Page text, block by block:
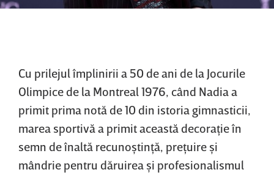
Cu prilejul împlinirii a 50 de ani de la Jocurile
Olimpice de la Montreal 1976, când Nadia a
primit prima notă de 10 din istoria gimnasticii,
marea sportivă a primit această decoraţie în
semn de înaltă recunoştinţă, preţuire şi
mândrie pentru dăruirea şi profesionalismul